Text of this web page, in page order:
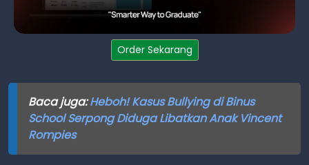
Order Sekarang
Baca juga:Heboh! Kasus Bullying di Binus
School Serpong Diduga Libatkan Anak Vincent
Rompies